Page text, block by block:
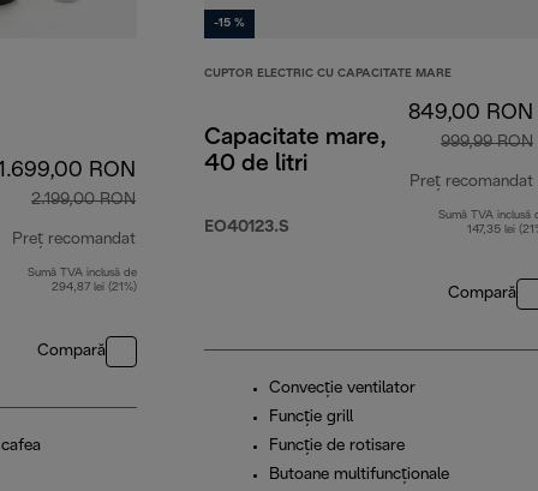
RON
2.199,00 RON
Preț recomandat
preț inițial 2.199,00 RON
Sumă TVA inclusă de
294,87 lei (21%)
Compară
-15 %
CUPTOR ELECTRIC CU CAPACITATE MARE
Capacitate mare,
40 de litri
EO40123.S
849,00 RON
999,99 RON
Preț recomandat
Sumă TVA inclusă
147,35 lei
Compară
Convecție ventilator
Funcţie grill
Funcţie de rotisare
Butoane multifuncționale